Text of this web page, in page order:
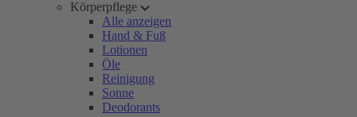
Körperpflege
Alle anzeigen
Hand & Fuß
Lotionen
Öle
Reinigung
Sonne
Deodorants